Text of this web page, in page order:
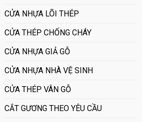
CỬA NHỰA LÕI THÉP
CỬA THÉP CHỐNG CHÁY
CỬA NHỰA GIẢ GỖ
CỬA NHỰA NHÀ VỆ SINH
CỬA THÉP VÂN GỖ
CẮT GƯƠNG THEO YÊU CẦU